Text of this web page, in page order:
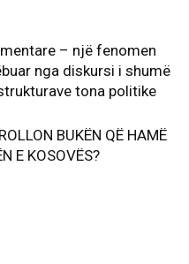
– një fenomen
nga diskursi i shumë
tona politike
BUKËN QË HAMË
E KOSOVËS?